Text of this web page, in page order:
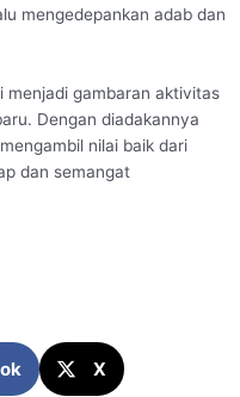
mengedepankan adab dan
menjadi gambaran aktivitas
Dengan diadakannya
dan semangat
X